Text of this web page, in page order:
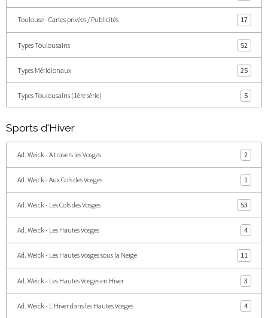
Toulouse - Cartes privées / Publicités 17
Types Toulousains 52
Types Méridionaux 25
Types Toulousains (1ère série) 5
Sports d'Hiver
Ad. Weick - A travers les Vosges 2
Ad. Weick - Aux Cols des Vosges 1
Ad. Weick - Les Cols des Vosges 53
Ad. Weick - Les Hautes Vosges 4
Ad. Weick - Les Hautes Vosges sous la Neige 11
Ad. Weick - Les Hautes Vosges en Hiver 3
Ad. Weick - L'Hiver dans les Hautes Vosges 4